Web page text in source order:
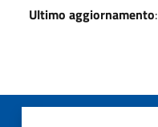
Ultimo aggiornamento